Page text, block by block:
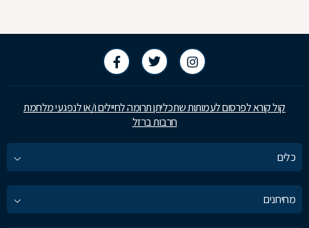
קול קורא לפרסום לעמותות שתכליתן תרומה לחיילים ו/או לנפגעי מלחמת
חרבות ברזל
כלים
מחירונים